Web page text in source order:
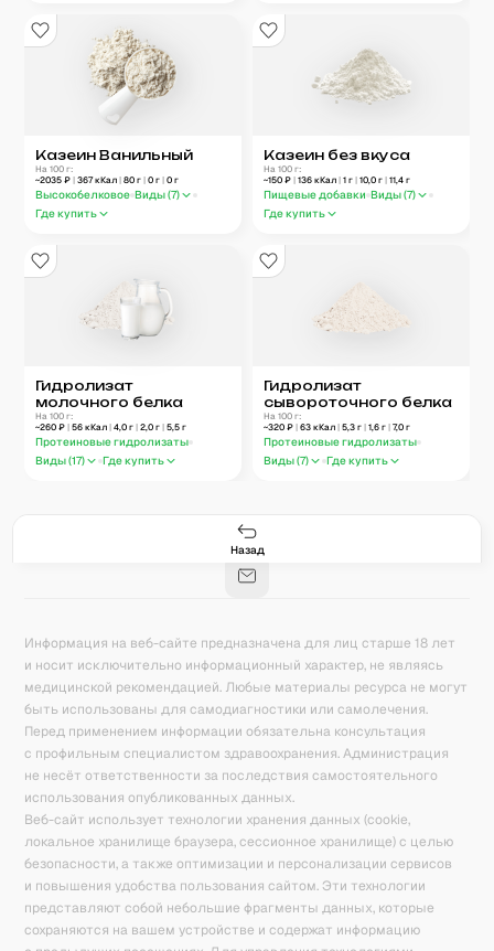
Казеин Ванильный
На 100 г:
~2035 ₽| 367кКал| 80 г| 0 г| 0 г
Высокобелковое Виды (7)
Где купить
Казеин без вкуса
На 100 г:
~150 ₽ | 136 кКал | 1 г | 10,0 г | 11,4 г
Пищевые добавки Виды (7)
Где купить
Гидролизат
молочного белка
На 100 г:
~260 ₽| 56 кКал| 4,0 г| 2,0 г| 5,5 г
Протеиновые гидролизаты
Виды (17) Где купить
Гидролизат
сывороточного белка
На 100 г:
~320 ₽ | 63 кКал | 5,3 г | 1,6 г | 7,0 г
Протеиновые гидролизаты
Виды (7) Где купить
Назад
171
Калькулятор калорий
Информация на веб-сайте предназначена для лиц старше 18 лет
и носит исключительно информационный характер, не являясь
медицинской рекомендацией. Любые материалы ресурса не могут
быть использованы для самодиагностики или самолечения.
Перед применением информации обязательна консультация
с профильным специалистом здравоохранения. Администрация
не несёт ответственности за последствия самостоятельного
использования опубликованных данных.
Веб-сайт использует технологии хранения данных (cookie,
локальное хранилище браузера, сессионное хранилище) с целью
безопасности, а также оптимизации и персонализации сервисов
и повышения удобства пользования сайтом. Эти технологии
представляют собой небольшие фрагменты данных, которые
сохраняются на вашем устройстве и содержат информацию